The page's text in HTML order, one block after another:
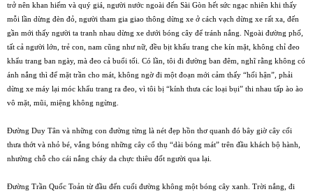
trở nên khan hiếm và quý giá, người nước ngoài đến Sài Gòn hết sức ngạc nhiên khi thấy
mỗi lần dừng đèn đỏ, người tham gia giao thông dừng xe ở cách vạch dừng xe rất xa, đến
gần mới thấy người ta tranh nhau dừng xe dưới bóng cây để tránh nắng. Ngoài đường phố,
tất cả người lớn, trẻ con, nam cũng như nữ, đều bịt khẩu trang che kín mặt, không chỉ đeo
khẩu trang ban ngày, mà đeo cả buổi tối. Có lần, tôi đi đường ban đêm, nghĩ rằng không có
ánh nắng thì để mặt trần cho mát, không ngờ đi một đoạn mới cảm thấy “hối hận”, phải
dừng xe máy lại móc khẩu trang ra đeo, vì tôi bị “kính thưa các loại bụi” thi nhau tấp ào ào
vô mặt, mũi, miệng không ngừng.
Ðường Duy Tân và những con đường từng là nét đẹp hồn thơ quanh đó bây giờ cây cối
thưa thớt và nhỏ bé, vắng bóng những cây cổ thụ “dài bóng mát” trên đầu khách bộ hành,
nhường chỗ cho cái nắng cháy da chực thiêu đốt người qua lại.
Ðường Trần Quốc Toản từ đầu đến cuối đường không một bóng cây xanh. Trời nắng, đi